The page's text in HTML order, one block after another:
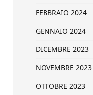
FEBBRAIO 2024
GENNAIO 2024
DICEMBRE 2023
NOVEMBRE 2023
OTTOBRE 2023